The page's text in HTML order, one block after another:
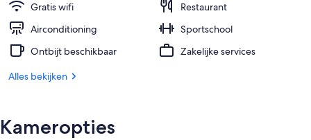
Gratis wifi
Restaurant
Airconditioning
Sportschool
Ontbijt beschikbaar
Zakelijke services
Alles bekijken
Kameropties